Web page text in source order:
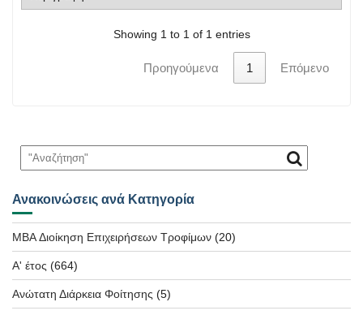
Showing 1 to 1 of 1 entries
Προηγούμενα 1 Επόμενο
Ανακοινώσεις ανά Κατηγορία
MBA Διοίκηση Επιχειρήσεων Τροφίμων (20)
Α' έτος (664)
Ανώτατη Διάρκεια Φοίτησης (5)